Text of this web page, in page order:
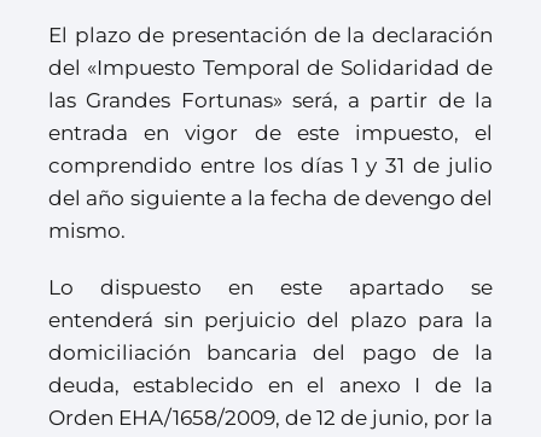
El plazo de presentación de la declaración
del «Impuesto Temporal de Solidaridad de
las Grandes Fortunas» será, a partir de la
entrada en vigor de este impuesto, el
comprendido entre los días 1 y 31 de julio
del año siguiente a la fecha de devengo del
mismo.
Lo dispuesto en este apartado se
entenderá sin perjuicio del plazo para la
domiciliación bancaria del pago de la
deuda, establecido en el anexo I de la
Orden EHA/1658/2009, de 12 de junio, por la